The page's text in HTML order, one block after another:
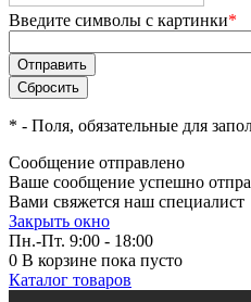
Введите символы с картинки*
* - Поля, обязательные для
Сообщение отправлено
Ваше сообщение успешно
Вами свяжется наш специалист
Закрыть окно
Пн.-Пт. 9:00 - 18:00
0 В корзине пока пусто
Каталог товаров